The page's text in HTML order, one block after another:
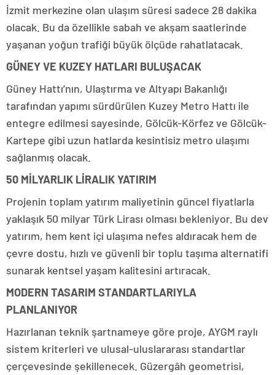
İzmit merkezine olan ulaşım süresi sadece 28 dakika
olacak. Bu da özellikle sabah ve akşam saatlerinde
yaşanan yoğun trafiği büyük ölçüde rahatlatacak.
GÜNEY VE KUZEY HATLARI BULUŞACAK
Güney Hattı’nın, Ulaştırma ve Altyapı Bakanlığı
tarafından yapımı sürdürülen Kuzey Metro Hattı ile
entegre edilmesi sayesinde, Gölcük-Körfez ve Gölcük-
Kartepe gibi uzun hatlarda kesintisiz metro ulaşımı
sağlanmış olacak.
50 MİLYARLIK LİRALIK YATIRIM
Projenin toplam yatırım maliyetinin güncel fiyatlarla
yaklaşık 50 milyar Türk Lirası olması bekleniyor. Bu dev
yatırım, hem kent içi ulaşıma nefes aldıracak hem de
çevre dostu, hızlı ve güvenli bir toplu taşıma alternatifi
sunarak kentsel yaşam kalitesini artıracak.
MODERN TASARIM STANDARTLARIYLA
PLANLANIYOR
Hazırlanan teknik şartnameye göre proje, AYGM raylı
sistem kriterleri ve ulusal-uluslararası standartlar
çerçevesinde şekillenecek. Güzergâh geometrisi,